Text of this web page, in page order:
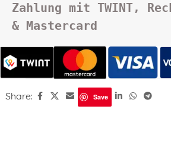
Zahlung mit TWINT,
& Mastercard
Share: Save